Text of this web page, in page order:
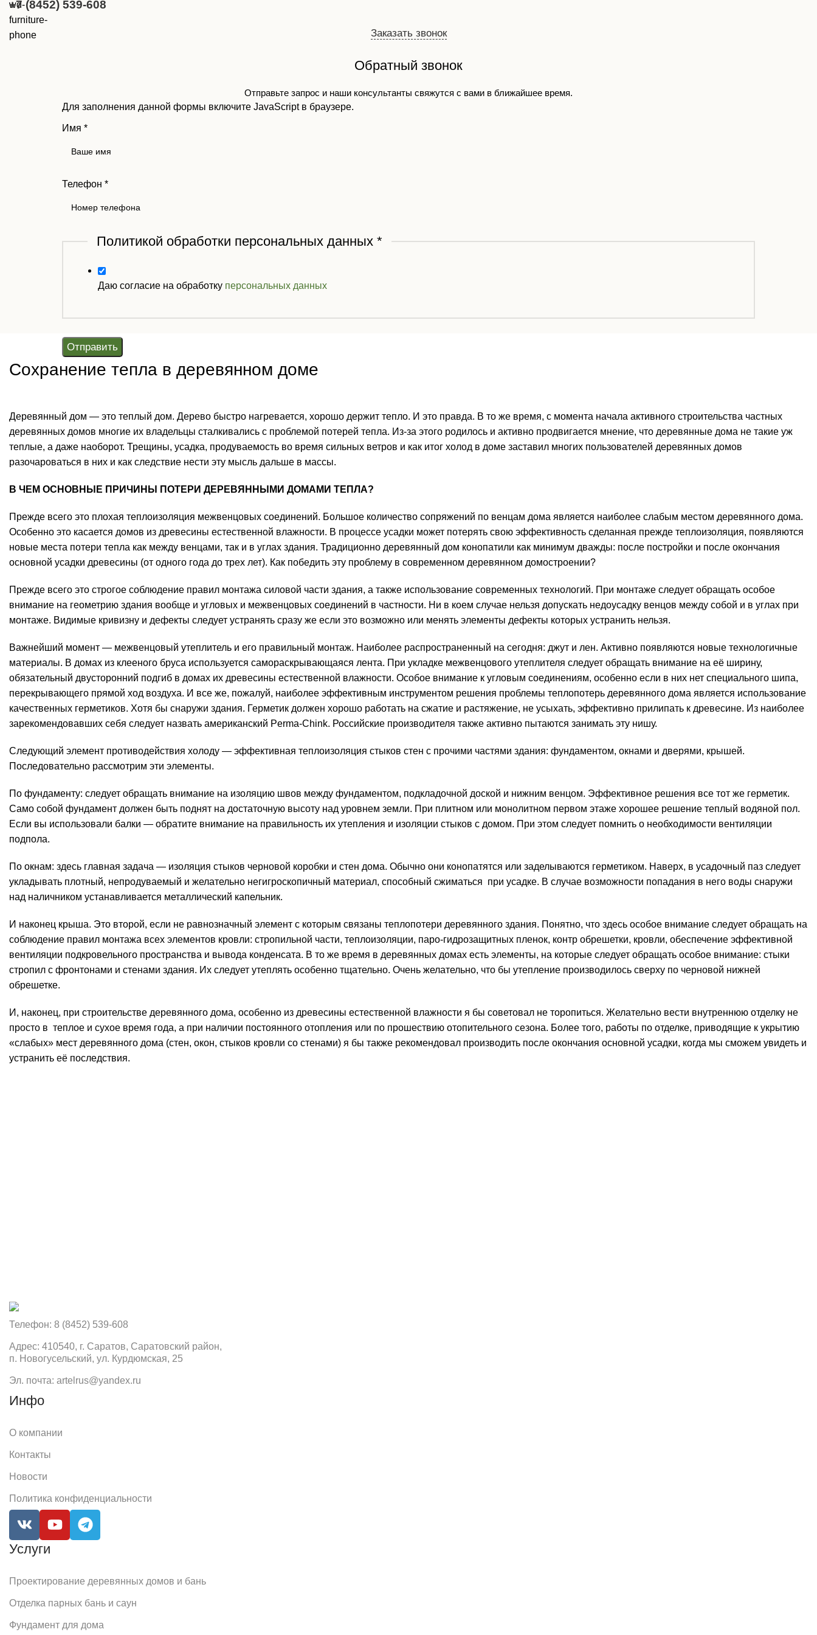
+7 (8452) 539-608
Заказать звонок
Обратный звонок
Отправьте запрос и наши консультанты свяжутся с вами в ближайшее время.
Для заполнения данной формы включите JavaScript в браузере.
Имя *
Телефон *
Политикой обработки персональных данных *
Даю согласие на обработку персональных данных
Отправить
Сохранение тепла в деревянном доме
Деревянный дом — это теплый дом. Дерево быстро нагревается, хорошо держит тепло. И это правда. В то же время, с момента начала активного строительства частных
деревянных домов многие их владельцы сталкивались с проблемой потерей тепла. Из-за этого родилось и активно продвигается мнение, что деревянные дома не такие уж
теплые, а даже наоборот. Трещины, усадка, продуваемость во время сильных ветров и как итог холод в доме заставил многих пользователей деревянных домов
разочароваться в них и как следствие нести эту мысль дальше в массы.
В ЧЕМ ОСНОВНЫЕ ПРИЧИНЫ ПОТЕРИ ДЕРЕВЯННЫМИ ДОМАМИ ТЕПЛА?
Прежде всего это плохая теплоизоляция межвенцовых соединений. Большое количество сопряжений по венцам дома является наиболее слабым местом деревянного дома.
Особенно это касается домов из древесины естественной влажности. В процессе усадки может потерять свою эффективность сделанная прежде теплоизоляция, появляются
новые места потери тепла как между венцами, так и в углах здания. Традиционно деревянный дом конопатили как минимум дважды: после постройки и после окончания
основной усадки древесины (от одного года до трех лет). Как победить эту проблему в современном деревянном домостроении?
Прежде всего это строгое соблюдение правил монтажа силовой части здания, а также использование современных технологий. При монтаже следует обращать особое
внимание на геометрию здания вообще и угловых и межвенцовых соединений в частности. Ни в коем случае нельзя допускать недоусадку венцов между собой и в углах при
монтаже. Видимые кривизну и дефекты следует устранять сразу же если это возможно или менять элементы дефекты которых устранить нельзя.
Важнейший момент — межвенцовый утеплитель и его правильный монтаж. Наиболее распространенный на сегодня: джут и лен. Активно появляются новые технологичные
материалы. В домах из клееного бруса используется самораскрывающаяся лента. При укладке межвенцового утеплителя следует обращать внимание на её ширину,
обязательный двусторонний подгиб в домах их древесины естественной влажности. Особое внимание к угловым соединениям, особенно если в них нет специального шипа,
перекрывающего прямой ход воздуха. И все же, пожалуй, наиболее эффективным инструментом решения проблемы теплопотерь деревянного дома является использование
качественных герметиков. Хотя бы снаружи здания. Герметик должен хорошо работать на сжатие и растяжение, не усыхать, эффективно прилипать к древесине. Из наиболее
зарекомендовавших себя следует назвать американский Perma-Chink. Российские производителя также активно пытаются занимать эту нишу.
Следующий элемент противодействия холоду — эффективная теплоизоляция стыков стен с прочими частями здания: фундаментом, окнами и дверями, крышей.
Последовательно рассмотрим эти элементы.
По фундаменту: следует обращать внимание на изоляцию швов между фундаментом, подкладочной доской и нижним венцом. Эффективное решения все тот же герметик.
Само собой фундамент должен быть поднят на достаточную высоту над уровнем земли. При плитном или монолитном первом этаже хорошее решение теплый водяной пол.
Если вы использовали балки — обратите внимание на правильность их утепления и изоляции стыков с домом. При этом следует помнить о необходимости вентиляции
подпола.
По окнам: здесь главная задача — изоляция стыков черновой коробки и стен дома. Обычно они конопатятся или заделываются герметиком. Наверх, в усадочный паз следует
укладывать плотный, непродуваемый и желательно негигроскопичный материал, способный сжиматься при усадке. В случае возможности попадания в него воды снаружи
над наличником устанавливается металлический капельник.
И наконец крыша. Это второй, если не равнозначный элемент с которым связаны теплопотери деревянного здания. Понятно, что здесь особое внимание следует обращать на
соблюдение правил монтажа всех элементов кровли: стропильной части, теплоизоляции, паро-гидрозащитных пленок, контр обрешетки, кровли, обеспечение эффективной
вентиляции подкровельного пространства и вывода конденсата. В то же время в деревянных домах есть элементы, на которые следует обращать особое внимание: стыки
стропил с фронтонами и стенами здания. Их следует утеплять особенно тщательно. Очень желательно, что бы утепление производилось сверху по черновой нижней
обрешетке.
И, наконец, при строительстве деревянного дома, особенно из древесины естественной влажности я бы советовал не торопиться. Желательно вести внутреннюю отделку не
просто в теплое и сухое время года, а при наличии постоянного отопления или по прошествию отопительного сезона. Более того, работы по отделке, приводящие к укрытию
«слабых» мест деревянного дома (стен, окон, стыков кровли со стенами) я бы также рекомендовал производить после окончания основной усадки, когда мы сможем увидеть и
устранить её последствия.
Телефон: 8 (8452) 539-608
Адрес: 410540, г. Саратов, Саратовский район,
п. Новогусельский, ул. Курдюмская, 25
Эл. почта: artelrus@yandex.ru
Инфо
О компании
Контакты
Новости
Политика конфиденциальности
Услуги
Проектирование деревянных домов и бань
Отделка парных бань и саун
Фундамент для дома